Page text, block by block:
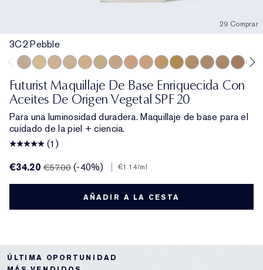
29 Comprar
3C2 Pebble
Futurist Maquillaje De Base Enriquecida Con
Aceites De Origen Vegetal SPF 20
Para una luminosidad duradera. Maquillaje de base para el
cuidado de la piel + ciencia.
(1)
€34.20€57.00 (-40%) €1.14/ml
AÑADIR A LA CESTA
ÚLTIMA OPORTUNIDAD